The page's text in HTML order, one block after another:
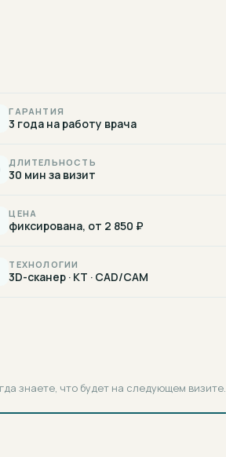
ГАРАНТИЯ
3 года на работу врача
ДЛИТЕЛЬНОСТЬ
30 мин за визит
ЦЕНА
фиксирована, от 2 850 ₽
ТЕХНОЛОГИИ
3D-сканер · КТ · CAD/CAM
знаете, что будет на следующем визите.